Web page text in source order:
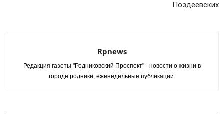
Поздеевских
Rpnews
Редакция газеты "Родниковский Проспект" - новости о жизни в
городе родники, еженедельные публикации.